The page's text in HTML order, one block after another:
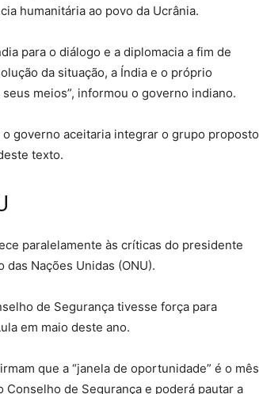
humanitária ao povo da Ucrânia.
para o diálogo e a diplomacia a fim de
da situação, a Índia e o próprio
meios”, informou o governo indiano.
governo aceitaria integrar o grupo proposto
texto.
paralelamente às críticas do presidente
Nações Unidas (ONU).
de Segurança tivesse força para
em maio deste ano.
que a “janela de oportunidade” é o mês
de Segurança e poderá pautar a